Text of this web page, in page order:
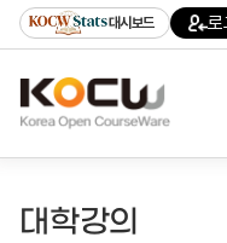
기
기
기
content)
가
대시보드 로
대학강의